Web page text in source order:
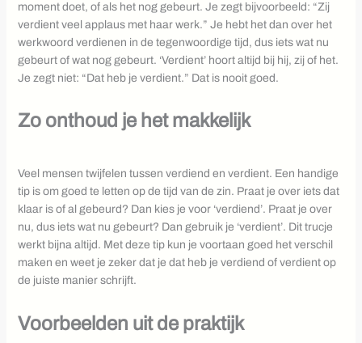
moment doet, of als het nog gebeurt. Je zegt bijvoorbeeld: “Zij
verdient veel applaus met haar werk.” Je hebt het dan over het
werkwoord verdienen in de tegenwoordige tijd, dus iets wat nu
gebeurt of wat nog gebeurt. ‘Verdient’ hoort altijd bij hij, zij of het.
Je zegt niet: “Dat heb je verdient.” Dat is nooit goed.
Zo onthoud je het makkelijk
Veel mensen twijfelen tussen verdiend en verdient. Een handige
tip is om goed te letten op de tijd van de zin. Praat je over iets dat
klaar is of al gebeurd? Dan kies je voor ‘verdiend’. Praat je over
nu, dus iets wat nu gebeurt? Dan gebruik je ‘verdient’. Dit trucje
werkt bijna altijd. Met deze tip kun je voortaan goed het verschil
maken en weet je zeker dat je dat heb je verdiend of verdient op
de juiste manier schrijft.
Voorbeelden uit de praktijk